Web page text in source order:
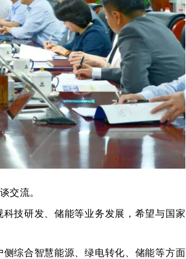
交流。
技研发、储能等业务发展，希望与国家
综合智慧能源、绿电转化、储能等方面